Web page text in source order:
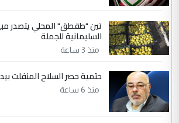
تين "طقطق" المحلي يتصدر
السليمانية للجملة
منذ 3 ساعة
حتمية حصر السلاح المنفلت
منذ 6 ساعة